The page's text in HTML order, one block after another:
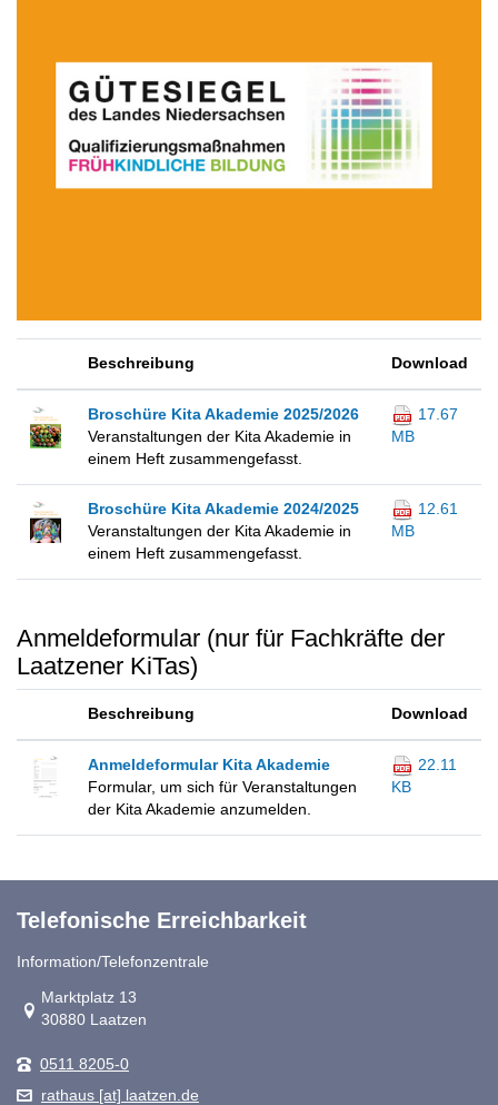
Beschreibung Download
Broschüre Kita Akademie 2025/2026
Veranstaltungen der Kita Akademie in
einem Heft zusammengefasst.
17.67
MB
Broschüre Kita Akademie 2024/2025
Veranstaltungen der Kita Akademie in
einem Heft zusammengefasst.
12.61
MB
Anmeldeformular (nur für Fachkräfte der
Laatzener KiTas)
Beschreibung Download
Anmeldeformular Kita Akademie
Formular, um sich für Veranstaltungen
der Kita Akademie anzumelden.
22.11
KB
Telefonische Erreichbarkeit
Information/Telefonzentrale
Link zur Google-Maps Navigation
Marktplatz 13
30880 Laatzen
0511 8205-0
rathaus [at] laatzen.de